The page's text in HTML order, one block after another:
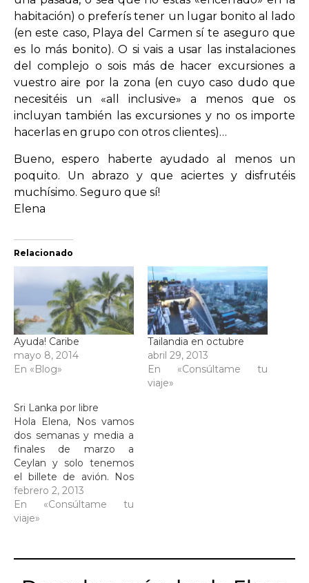
habitación) o preferís tener un lugar bonito al lado
(en este caso, Playa del Carmen sí te aseguro que
es lo más bonito). O si vais a usar las instalaciones
del complejo o sois más de hacer excursiones a
vuestro aire por la zona (en cuyo caso dudo que
necesitéis un «all inclusive» a menos que os
incluyan también las excursiones y no os importe
hacerlas en grupo con otros clientes)…
Bueno, espero haberte ayudado al menos un
poquito. Un abrazo y que aciertes y disfrutéis
muchísimo. Seguro que sí!
Elena
Relacionado
Ayuda! Caribe
mayo 8, 2014
En «Blog»
Tailandia en octubre
abril 29, 2013
En «Consúltame tu
viaje»
Sri Lanka por libre
Hola Elena, Nos vamos
dos semanas y media a
finales de marzo a
Ceylan y solo tenemos
el billete de avión. Nos
recomiendas viajar con
conductor por la isla para
aprovechar lo más
conductor? que playa
febrero 2, 2013
En «Consúltame tu
viaje»